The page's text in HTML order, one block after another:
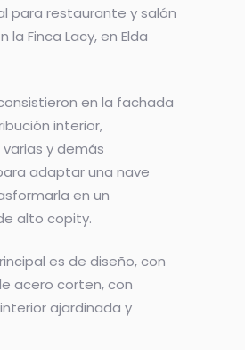
para restaurante y salón
la Finca Lacy, en Elda
en la fachada
interior,
y demás
adaptar una nave
en un
alto copity.
es de diseño, con
acero corten, con
ajardinada y